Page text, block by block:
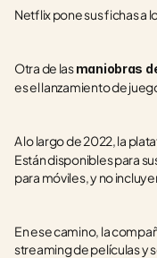
Netflix pone sus fichas a
Otra de las
es el lanzamiento de
A lo largo de 2022, la
Están disponibles para
para móviles, y no
En ese camino, la
streaming de películas y